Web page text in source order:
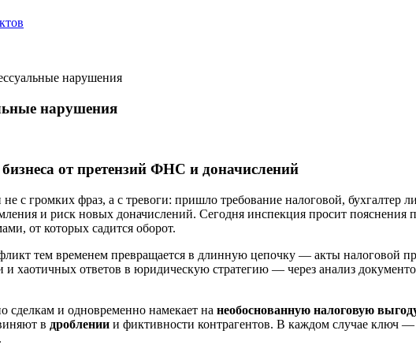
нарушения
нарушения
от претензий ФНС и доначислений
с громких фраз, а с тревоги: пришло требование налоговой, бухгалтер
и риск новых доначислений. Сегодня инспекция просит
от которых садится оборот.
тем временем превращается в длинную цепочку — акты налоговой
и хаотичных ответов в юридическую стратегию — через анализ
и одновременно намекает на необоснованную налоговую
в дроблении и фиктивности контрагентов. В каждом случае ключ